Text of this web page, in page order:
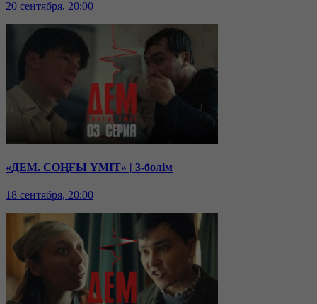
20 сентября, 20:00
«ДЕМ. СОҢҒЫ ҮМІТ» | 3-бөлім
18 сентября, 20:00